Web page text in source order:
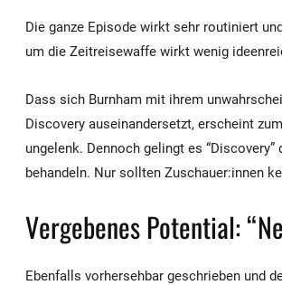
Die ganze Episode wirkt sehr routiniert
um die Zeitreisewaffe wirkt wenig
Dass sich Burnham mit ihrem
Discovery auseinandersetzt, erscheint
ungelenk. Dennoch gelingt es
behandeln. Nur sollten Zuschauer:innen
Vergebenes Potential:
Ebenfalls vorhersehbar geschrieben und